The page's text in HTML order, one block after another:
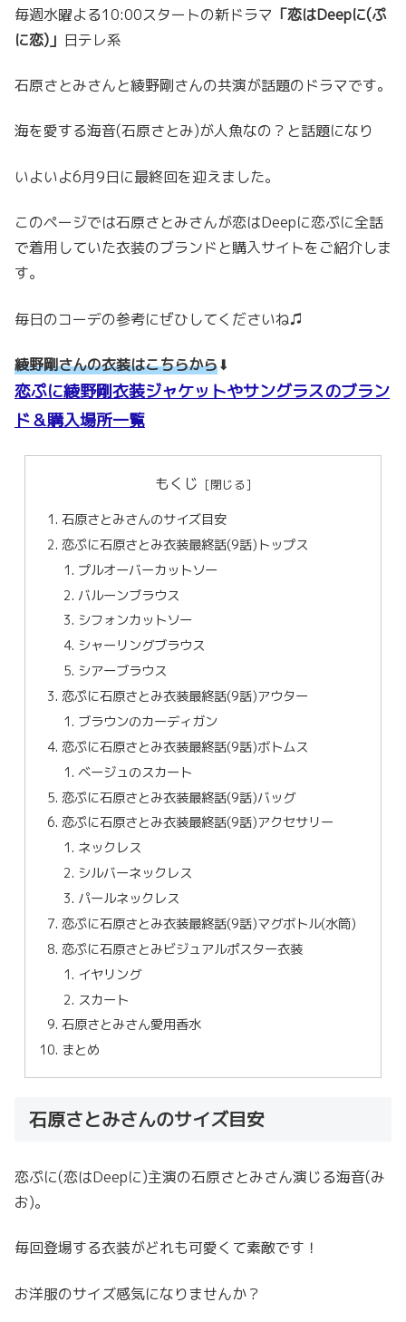
毎週水曜よる10:00スタートの新ドラマ 「恋はDeepに(ぷ
に恋)」 日テレ系
石原さとみさんと綾野剛さんの共演が話題のドラマです。
海を愛する海音(石原さとみ)が人魚なの？と話題になり
いよいよ6月9日に最終回を迎えました。
このページでは石原さとみさんが恋はDeepに恋ぷに全話
で着用していた衣装のブランドと購入サイトをご紹介しま
す。
毎日のコーデの参考にぜひしてくださいね♫
綾野剛さんの衣装はこちらから⬇
恋ぷに綾野剛衣装ジャケットやサングラスのブラン
ド＆購入場所一覧
もくじ
石原さとみさんのサイズ目安
恋ぷに石原さとみ衣装最終話(9話)トップス
プルオーバーカットソー
バルーンブラウス
シフォンカットソー
シャーリングブラウス
シアーブラウス
恋ぷに石原さとみ衣装最終話(9話)アウター
ブラウンのカーディガン
恋ぷに石原さとみ衣装最終話(9話)ボトムス
ベージュのスカート
恋ぷに石原さとみ衣装最終話(9話)バッグ
恋ぷに石原さとみ衣装最終話(9話)アクセサリー
ネックレス
シルバーネックレス
パールネックレス
恋ぷに石原さとみ衣装最終話(9話)マグボトル(水筒)
恋ぷに石原さとみビジュアルポスター衣装
イヤリング
スカート
石原さとみさん愛用香水
まとめ
石原さとみさんのサイズ目安
恋ぷに(恋はDeepに)主演の石原さとみさん演じる海音(み
お)。
毎回登場する衣装がどれも可愛くて素敵です！
お洋服のサイズ感気になりませんか？